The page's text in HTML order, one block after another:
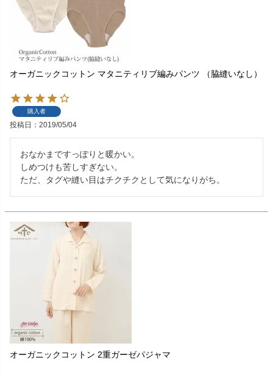
オーガニックコットン マタニティリブ編みパンツ （脇縫いなし）
購入者
投稿日 2019/05/04
おなかまですっぽりと暖かい。
しめつけも苦しすぎない。
オーガニックコットン 2重ガーゼパジャマ